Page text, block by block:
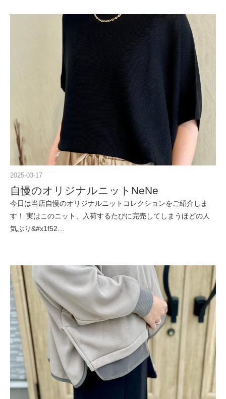
2025-03-17
自慢のオリジナルニットNeNe
今日は当店自慢のオリジナルニットコレクションをご紹介しま
す！ 実はこのニット、入荷するたびに完売してしまうほどの人
気ぶり&#x1f52…